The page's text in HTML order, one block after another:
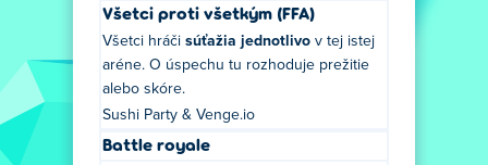
Všetci proti všetkým (FFA)
Všetci hráči súťažia jednotlivo v tej istej
aréne. O úspechu tu rozhoduje prežitie
alebo skóre.
Sushi Party & Venge.io
Battle royale